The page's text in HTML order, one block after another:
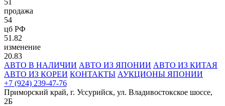
51
продажа
54
цб РФ
51.82
изменение
20.83
АВТО В НАЛИЧИИ АВТО ИЗ ЯПОНИИ АВТО ИЗ КИТАЯ
АВТО ИЗ КОРЕИ КОНТАКТЫ АУКЦИОНЫ ЯПОНИИ
+7 (924) 239-47-76
Приморский край, г. Уссурийск, ул. Владивостокское шоссе,
2Б